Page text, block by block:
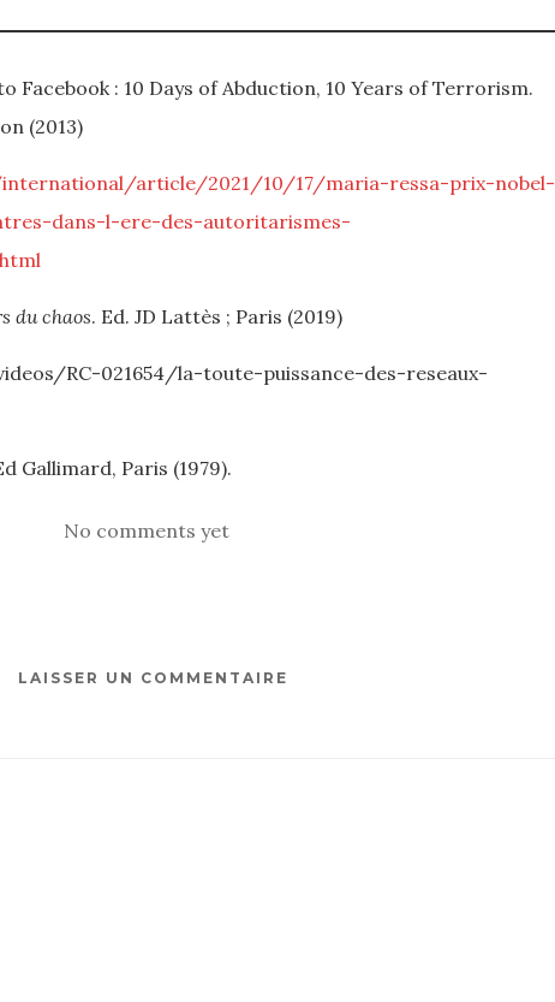
Facebook : 10 Days of Abduction, 10 Years of Terrorism.
(2013)
article/2021/10/17/maria-ressa-prix-nobel-
dans-l-ere-des-autoritarismes-
du chaos. Ed. JD Lattès ; Paris (2019)
RC-021654/la-toute-puissance-des-reseaux-
Gallimard, Paris (1979).
No comments yet
LAISSER UN COMMENTAIRE